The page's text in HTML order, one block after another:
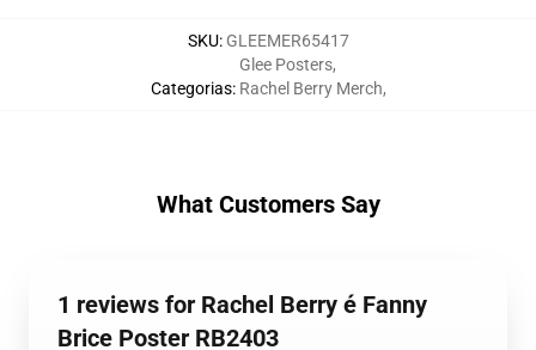
SKU: GLEEMER65417
Categorias:
Glee Posters,
Rachel Berry Merch,
What Customers Say
1 reviews for Rachel Berry é Fanny
Brice Poster RB2403